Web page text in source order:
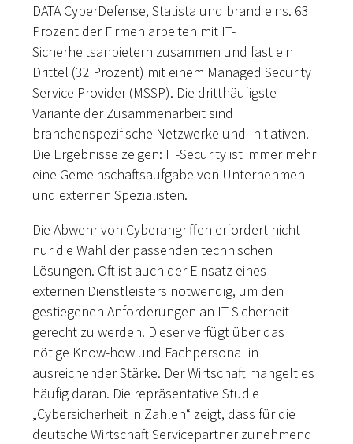
DATA CyberDefense, Statista und brand eins. 63
Prozent der Firmen arbeiten mit IT-
Sicherheitsanbietern zusammen und fast ein
Drittel (32 Prozent) mit einem Managed Security
Service Provider (MSSP). Die dritthäufigste
Variante der Zusammenarbeit sind
branchenspezifische Netzwerke und Initiativen.
Die Ergebnisse zeigen: IT-Security ist immer mehr
eine Gemeinschaftsaufgabe von Unternehmen
und externen Spezialisten.
Die Abwehr von Cyberangriffen erfordert nicht
nur die Wahl der passenden technischen
Lösungen. Oft ist auch der Einsatz eines
externen Dienstleisters notwendig, um den
gestiegenen Anforderungen an IT-Sicherheit
gerecht zu werden. Dieser verfügt über das
nötige Know-how und Fachpersonal in
ausreichender Stärke. Der Wirtschaft mangelt es
häufig daran. Die repräsentative Studie
„Cybersicherheit in Zahlen“ zeigt, dass für die
deutsche Wirtschaft Servicepartner zunehmend